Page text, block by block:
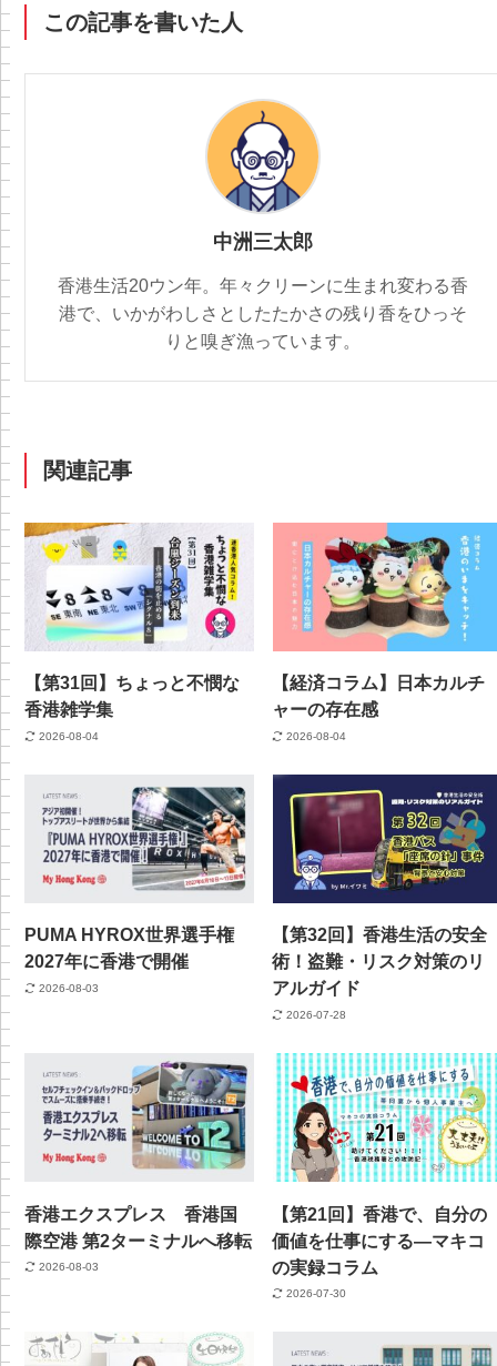
この記事を書いた人
中洲三太郎
香港生活20ウン年。年々クリーンに生まれ変わる香
港で、いかがわしさとしたたかさの残り香をひっそ
りと嗅ぎ漁っています。
関連記事
【第31回】ちょっと不憫な
香港雑学集
2026-08-04
【経済コラム】日本カルチ
ャーの存在感
2026-08-04
PUMA HYROX世界選手権
2027年に香港で開催
2026-08-03
【第32回】香港生活の安全
術！盗難・リスク対策のリ
アルガイド
2026-07-28
香港エクスプレス 香港国
際空港 第2ターミナルへ移転
2026-08-03
【第21回】香港で、自分の
価値を仕事にする—マキコ
の実録コラム
2026-07-30